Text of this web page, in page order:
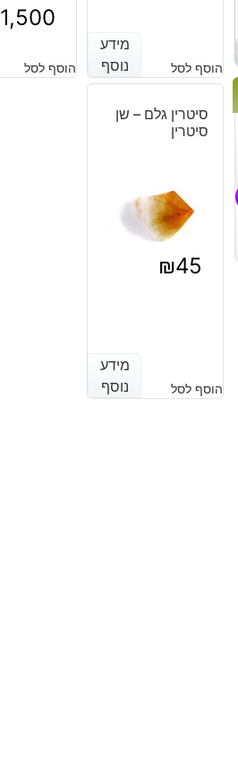
מידע
נוסף
הוסף לסל
מידע
נוסף
1,500
הוסף לסל
סיטרין גלם – שן
סיטרין
₪45
מידע
נוסף
הוסף לסל
מידע
נוסף